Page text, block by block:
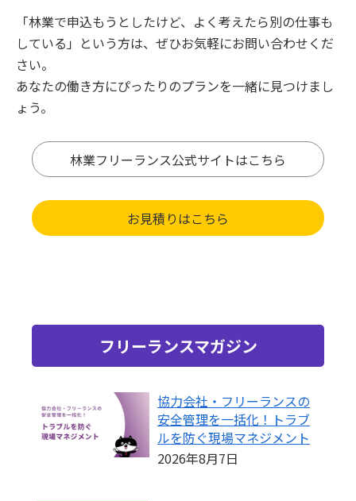
「林業で申込もうとしたけど、よく考えたら別の仕事も
している」という方は、ぜひお気軽にお問い合わせくだ
さい。
あなたの働き方にぴったりのプランを一緒に見つけまし
ょう。
林業フリーランス公式サイトはこちら
お見積りはこちら
フリーランスマガジン
協力会社・フリーランスの
安全管理を一括化！トラブ
ルを防ぐ現場マネジメント
2026年8月7日